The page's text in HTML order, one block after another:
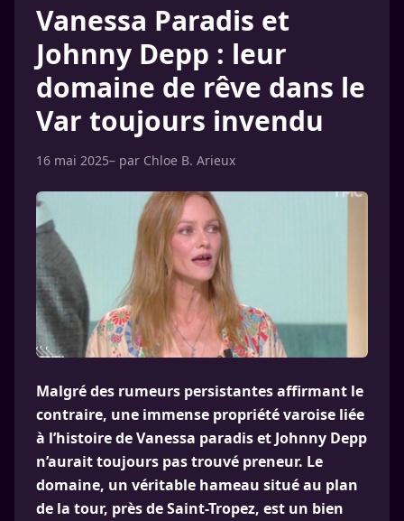
Vanessa Paradis et
Johnny Depp : leur
domaine de rêve dans le
Var toujours invendu
16 mai 2025– par Chloe B. Arieux
Malgré des rumeurs persistantes affirmant le
contraire, une immense propriété varoise liée
à l’histoire de Vanessa paradis et Johnny Depp
n’aurait toujours pas trouvé preneur. Le
domaine, un véritable hameau situé au plan
de la tour, près de Saint-Tropez, est un bien